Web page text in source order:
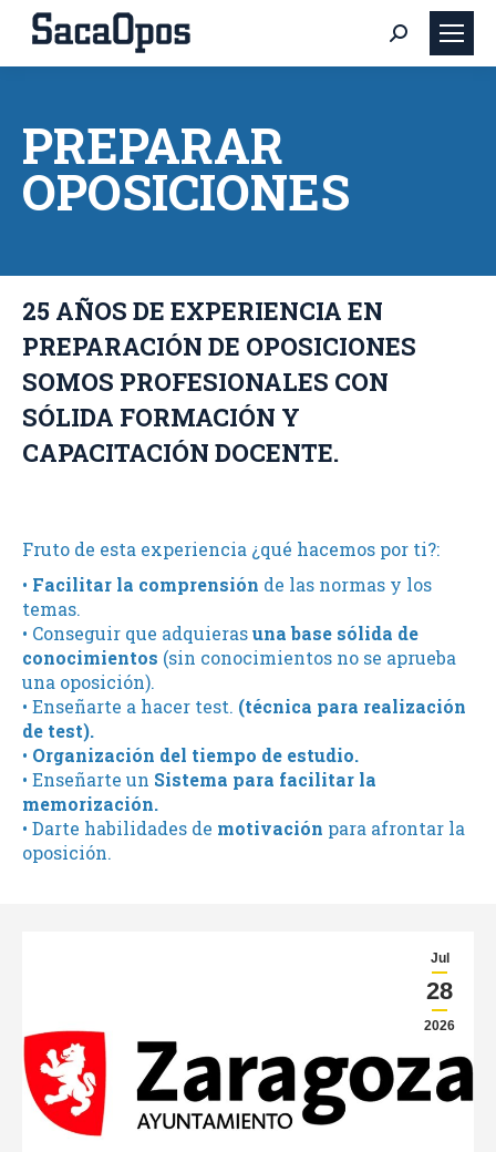
Buscar:
PREPARAR
OPOSICIONES
25 AÑOS DE EXPERIENCIA EN
PREPARACIÓN DE OPOSICIONES
SOMOS PROFESIONALES CON
SÓLIDA FORMACIÓN Y
CAPACITACIÓN DOCENTE.
Fruto de esta experiencia ¿qué hacemos por ti?:
• Facilitar la comprensión de las normas y los
temas.
• Conseguir que adquierasuna base sólida de
conocimientos (sin conocimientos no se aprueba
una oposición).
• Enseñarte a hacer test. (técnica para realización
de test).
• Organización del tiempo de estudio.
• Enseñarte un Sistema para facilitar la
memorización.
• Darte habilidades de motivación para afrontar la
oposición.
Jul
28
2026